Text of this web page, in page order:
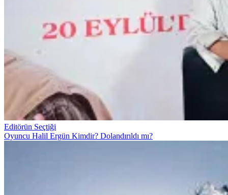
Editörün Seçtiği
Oyuncu Halil Ergün Kimdir? Dolandırıldı mı?